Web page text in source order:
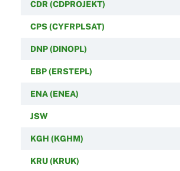
CDR (CDPROJEKT)
CPS (CYFRPLSAT)
DNP (DINOPL)
EBP (ERSTEPL)
ENA (ENEA)
JSW
KGH (KGHM)
KRU (KRUK)